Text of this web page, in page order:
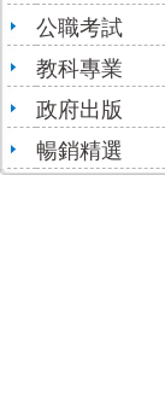
公職考試
教科專業
政府出版
暢銷精選